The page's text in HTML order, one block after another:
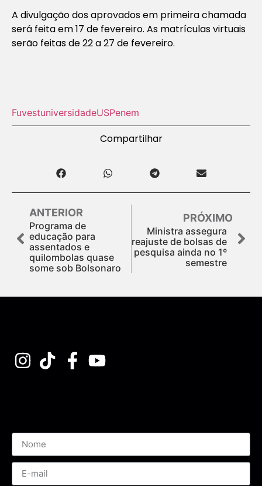
A divulgação dos aprovados em primeira chamada
será feita em 17 de fevereiro. As matrículas virtuais
serão feitas de 22 a 27 de fevereiro.
FuvestuniversidadeUSPenem
Compartilhar
ANTERIOR
Programa de
educação para
assentados e
quilombolas quase
some sob Bolsonaro
PRÓXIMO
Ministra assegura
reajuste de bolsas de
pesquisa ainda no 1º
semestre